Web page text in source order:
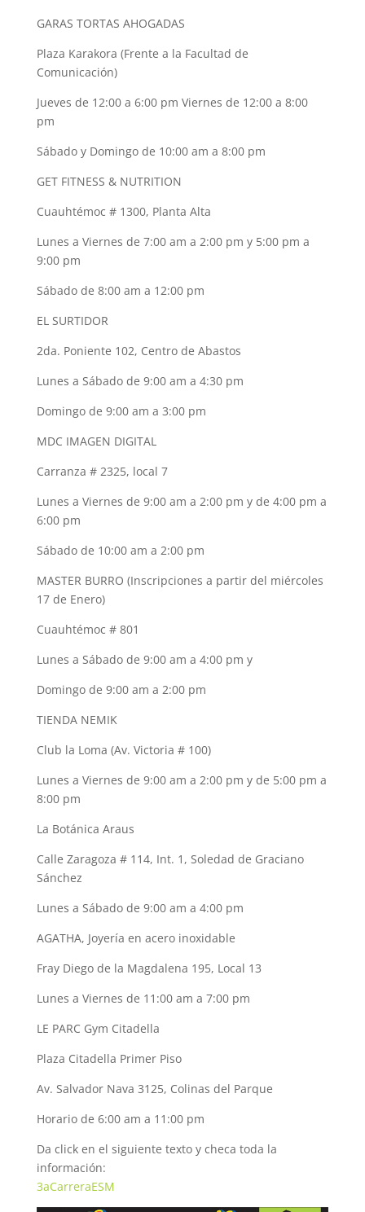
GARAS TORTAS AHOGADAS
Plaza Karakora (Frente a la Facultad de
Comunicación)
Jueves de 12:00 a 6:00 pm Viernes de 12:00 a 8:00
pm
Sábado y Domingo de 10:00 am a 8:00 pm
GET FITNESS & NUTRITION
Cuauhtémoc # 1300, Planta Alta
Lunes a Viernes de 7:00 am a 2:00 pm y 5:00 pm a
9:00 pm
Sábado de 8:00 am a 12:00 pm
EL SURTIDOR
2da. Poniente 102, Centro de Abastos
Lunes a Sábado de 9:00 am a 4:30 pm
Domingo de 9:00 am a 3:00 pm
MDC IMAGEN DIGITAL
Carranza # 2325, local 7
Lunes a Viernes de 9:00 am a 2:00 pm y de 4:00 pm a
6:00 pm
Sábado de 10:00 am a 2:00 pm
MASTER BURRO (Inscripciones a partir del miércoles
17 de Enero)
Cuauhtémoc # 801
Lunes a Sábado de 9:00 am a 4:00 pm y
Domingo de 9:00 am a 2:00 pm
TIENDA NEMIK
Club la Loma (Av. Victoria # 100)
Lunes a Viernes de 9:00 am a 2:00 pm y de 5:00 pm a
8:00 pm
La Botánica Araus
Calle Zaragoza # 114, Int. 1, Soledad de Graciano
Sánchez
Lunes a Sábado de 9:00 am a 4:00 pm
AGATHA, Joyería en acero inoxidable
Fray Diego de la Magdalena 195, Local 13
Lunes a Viernes de 11:00 am a 7:00 pm
LE PARC Gym Citadella
Plaza Citadella Primer Piso
Av. Salvador Nava 3125, Colinas del Parque
Horario de 6:00 am a 11:00 pm
Da click en el siguiente texto y checa toda la
información:
3aCarreraESM